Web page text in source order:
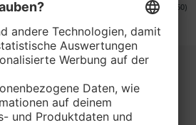
je 650-g-Schale (1 kg = 2.60)